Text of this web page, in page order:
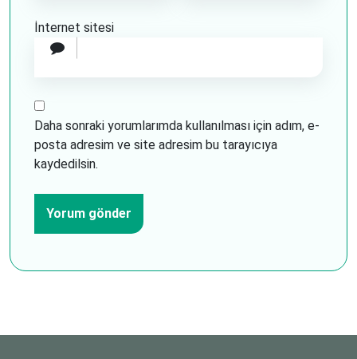
İnternet sitesi
Daha sonraki yorumlarımda kullanılması için adım, e-
posta adresim ve site adresim bu tarayıcıya
kaydedilsin.